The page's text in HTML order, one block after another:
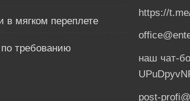
в мягком переплете
по требованию
https://
наш чат-
post-